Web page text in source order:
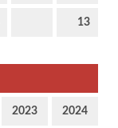
13
2023 2024